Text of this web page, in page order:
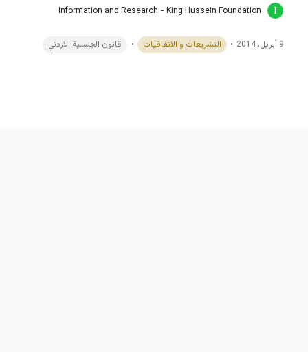
Information and Research - King Hussein Foundation
9 أبريل، 2014 التشريعات و الاتفاقيات قانون الجنسية الاردني